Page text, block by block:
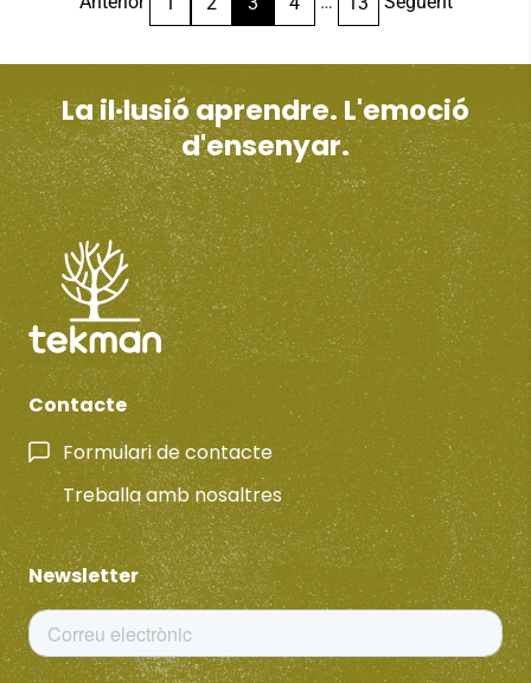
les
entrades
La il·lusió aprendre. L'emoció
d'ensenyar.
Contacte
Formulari de contacte
Treballa amb nosaltres
Newsletter